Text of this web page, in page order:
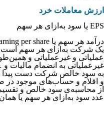
ارزش معاملات خرد
EPS یا سود به‌ازای هر سهم
یک شرکت به‌ازای هر سهم است.
عملیاتی و غیرعملیاتی و
غیرعملیاتی به انضمام مالیات
به سود خالص شرکت دست پیدا
و اقلام و حساب‌‌‌‌‌‌‌‌‌‌‌‌‌‌‌‌‌‌‌‌‌‌‌‌‌‌‌‌‌‌‌های موجود
از محاسبه‌‌‌‌‌‌‌‌‌‌‌‌‌‌‌‌‌‌‌‌‌‌‌‌‌‌‌‌‌‌‌ی سود خالص و
عدد سود به‌ازای هر سهم یا همان EPS دست پیدا خواهیم کرد.